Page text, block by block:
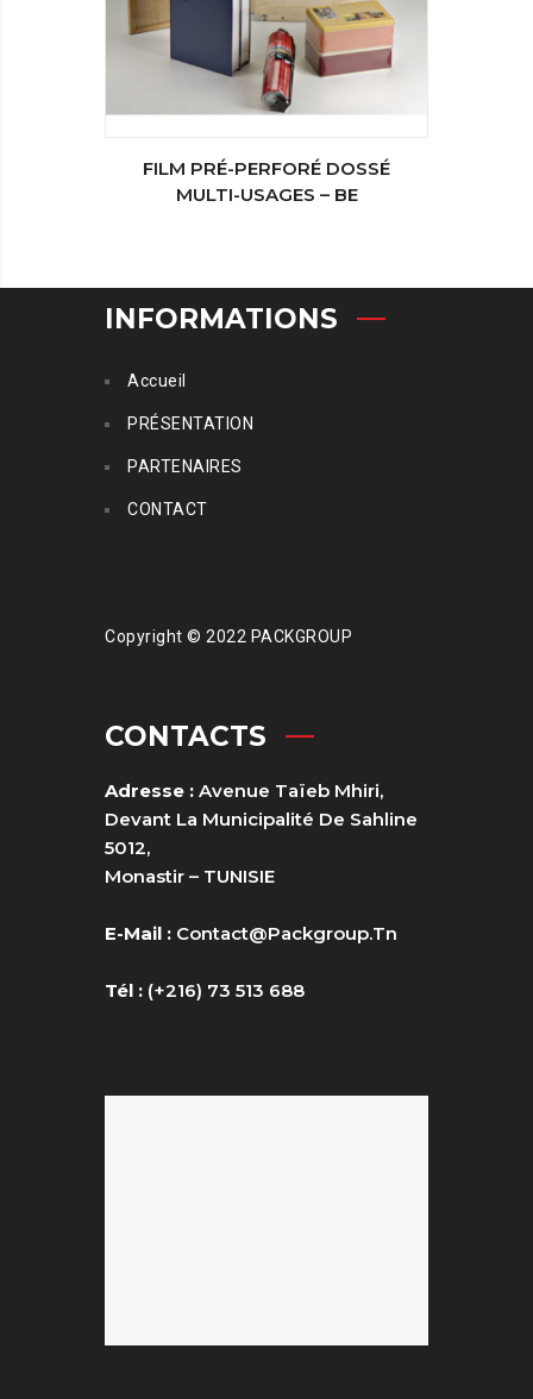
FILM PRÉ-PERFORÉ DOSSÉ
MULTI-USAGES – BE
INFORMATIONS
Accueil
PRÉSENTATION
PARTENAIRES
CONTACT
Copyright © 2022 PACKGROUP
CONTACTS
Adresse : Avenue Taïeb Mhiri,
Devant La Municipalité De Sahline
5012,
Monastir – TUNISIE
E-Mail : Contact@packgroup.tn
Tél : (+216) 73 513 688